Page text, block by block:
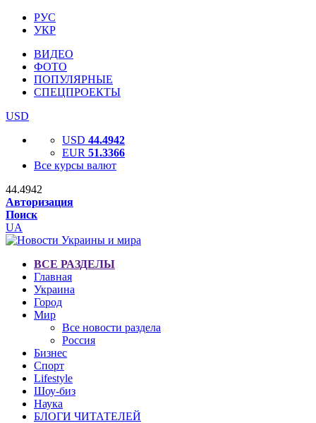
РУС
УКР
ВИДЕО
ФОТО
ПОПУЛЯРНЫЕ
СПЕЦПРОЕКТЫ
USD
USD 44.4942
EUR 51.3366
Все курсы валют
44.4942
Авторизация
Поиск
UA
ВСЕ РАЗДЕЛЫ
Главная
Украина
Город
Мир
Все новости раздела
Россия
Бизнес
Спорт
Lifestyle
Шоу-биз
Наука
БЛОГИ ЧИТАТЕЛЕЙ